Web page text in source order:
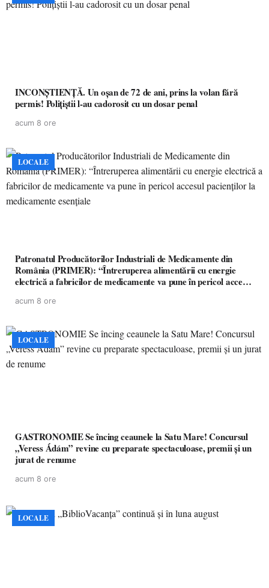
INCONȘTIENȚĂ. Un oșan de 72 de ani, prins la volan fără
permis! Polițiștii l-au cadorosit cu un dosar penal
acum 8 ore
LOCALE
Patronatul Producătorilor Industriali de Medicamente din
România (PRIMER): “Întreruperea alimentării cu energie
electrică a fabricilor de medicamente va pune în pericol accesul
acum 8 ore
LOCALE
GASTRONOMIE Se încing ceaunele la Satu Mare! Concursul
„Veress Ádám” revine cu preparate spectaculoase, premii și un
jurat de renume
acum 8 ore
LOCALE